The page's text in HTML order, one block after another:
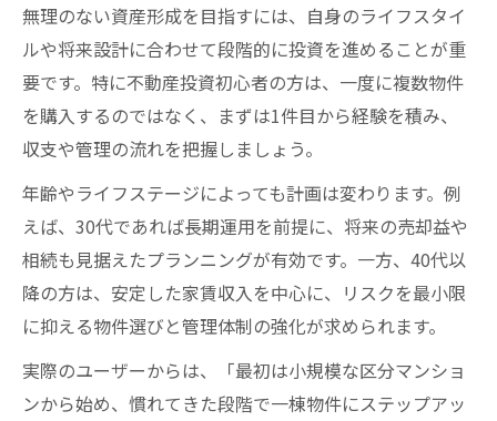
無理のない資産形成を目指すには、自身のライフスタイ
ルや将来設計に合わせて段階的に投資を進めることが重
要です。特に不動産投資初心者の方は、一度に複数物件
を購入するのではなく、まずは1件目から経験を積み、
収支や管理の流れを把握しましょう。
年齢やライフステージによっても計画は変わります。例
えば、30代であれば長期運用を前提に、将来の売却益や
相続も見据えたプランニングが有効です。一方、40代以
降の方は、安定した家賃収入を中心に、リスクを最小限
に抑える物件選びと管理体制の強化が求められます。
実際のユーザーからは、「最初は小規模な区分マンショ
ンから始め、慣れてきた段階で一棟物件にステップアッ